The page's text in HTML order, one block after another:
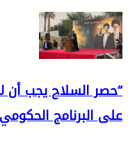
“حصر السلاح يجب أن
على البرنامج